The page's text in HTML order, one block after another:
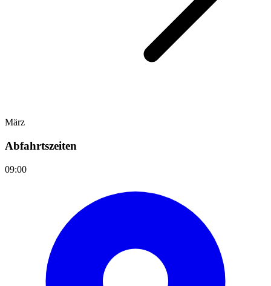
März
Abfahrtszeiten
09:00